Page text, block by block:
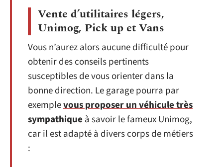
Vente d’utilitaires légers,
Unimog, Pick up et Vans
Vous n’aurez alors aucune difficulté pour
obtenir des conseils pertinents
susceptibles de vous orienter dans la
bonne direction. Le garage pourra par
exemplevous proposer un véhicule très
sympathiqueà savoir le fameux Unimog,
car il est adapté à divers corps de métiers
: